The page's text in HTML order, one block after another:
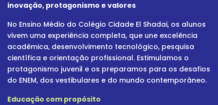
inovação, protagonismo e valores
No Ensino Médio do Colégio Cidade El Shadai, os alunos
vivem uma experiência completa, que une excelência
acadêmica, desenvolvimento tecnológico, pesquisa
científica e orientação profissional. Estimulamos o
protagonismo juvenil e os preparamos para os desafios
do ENEM, dos vestibulares e do mundo contemporâneo.
Educação com propósito